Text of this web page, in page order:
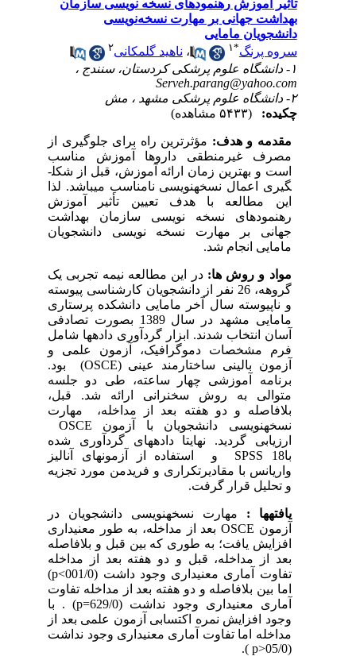
تأثیر آموزش رهنمودهای نسخه نویسی سازمان
بهداشت جهانی بر مهارت نسخه‌نویسی
دانشجویان مامایی
سروه پرنگ* ۱ ،ناهید گلمکانی
Serveh.parang@yahoo.com
چکیده:
مقدمه و هدف:مؤثرترین راه برای جلوگیری از
مصرف غیرمنطقی داروها آموزش مناسب
است و بهترین زمان ارائه آموزش، قبل از شکل­
گیری اعمال نسخه­نویسی نامناسب می­باشد. لذا
این مطالعه­ با هدف تعیین تأثیر آموزش
رهنمودهای نسخه نویسی سازمان بهداشت
جهانی بر مهارت نسخه نویسی دانشجویان
مامایی انجام شد.
مواد و روش ها:در این مطالعه نیمه تجربی یک
گروهه، 26 نفر از دانشجویان کارشناسی پیوسته
و ناپیوسته سال آخر مامایی دانشکده پرستاری
مامایی مشهد در سال 1389 بصورت تصادفی
آسان انتخاب شدند. ابزار گردآوری داده­ها شامل
فرم مشخصات دموگرافیک، آزمون علمی و
آزمون بالینی ساختارمند عینی(OSCE)بود.
برنامه آموزشی چهار ساعته، طی دو جلسه
متوالی به روش سخنرانی ارائه شد. قبل،
بلافاصله و دو هفته بعد از مداخله، مهارت
نسخه­نویسی دانشجویان با آزمون
OSCE
ارزیابی گردید. نهایتا داده­های گردآوری شده
SPSSو استفاده از آزمو­ن­های آنالیز
واریانس با مقادیرتکراری و فریدمن مورد تجزیه
و تحلیل قرار گرفت.
یافته­ها :
مهارت نسخه­نویسی دانشجویان در
آزمونOSCEبعد از مداخله، به طور معنی­داری
افزایش یافت؛ به طوری که بین قبل و بلافاصله
بعد از مداخله، قبل و دو هفته بعد از مداخله
تفاوت آماری معنی­داری وجود داشت (001/0>
p
)
اما بین بلافاصله و دو هفته بعد از مداخله تفاوت
آماری معنی­داری وجود نداشت (629/0=
p) . با
وجود افزایش نمره اکتسابی آزمون علمی بعد از
مداخله اما تفاوت آماری معنی­داری وجود نداشت
p
).